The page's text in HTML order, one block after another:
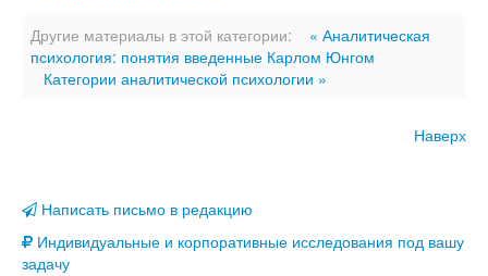
Другие материалы в этой категории:
« Аналитическая
психология: понятия введенные Карлом Юнгом
Категории аналитической психологии »
Наверх
Написать письмо в редакцию
Индивидуальные и корпоративные исследования под вашу
задачу